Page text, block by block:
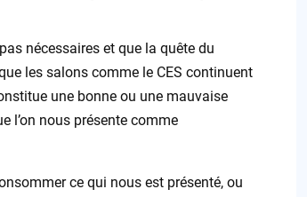
nécessaires et que la quête du
les salons comme le CES continuent
une bonne ou une mauvaise
l’on nous présente comme
ce qui nous est présenté, ou